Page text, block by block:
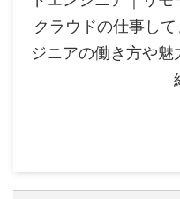
クラウドの仕事し
ジニアの働き方や